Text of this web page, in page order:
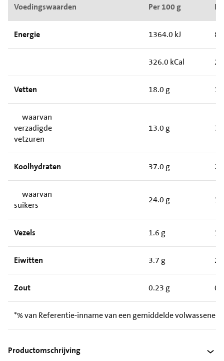
Voedingswaarden Per 100 g
Energie 1364.0 kJ
326.0 kCal
Vetten 18.0 g
waarvan
verzadigde
vetzuren
13.0 g
Koolhydraten 37.0 g
waarvan
suikers
24.0 g
Vezels 1.6 g
Eiwitten 3.7 g
Zout 0.23 g
*% van Referentie-inname van een gemiddelde volwassene
Productomschrijving